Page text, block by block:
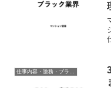
仕事内容・激務・ブラック度